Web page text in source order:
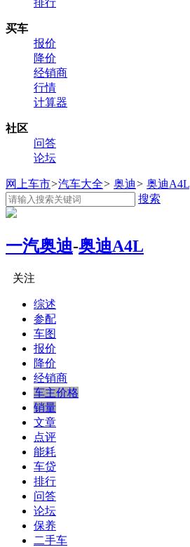
排行
买车
报价
降价
经销商
行情
计算器
社区
问答
论坛
网上车市>汽车大全> 奥迪> 奥迪A4L
搜索
一汽奥迪-奥迪A4L
关注
综述
参配
车图
报价
降价
经销商
车主价格
销量
文章
点评
能耗
车贷
排行
问答
论坛
保养
二手车